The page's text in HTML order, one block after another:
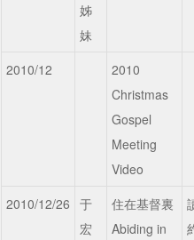
姊
妹
2010/12
2010
Christmas
Gospel
Meeting
Video
2010/12/26 于
宏
住在基督裏
Abiding in